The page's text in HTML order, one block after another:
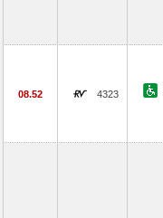
08.52 4323